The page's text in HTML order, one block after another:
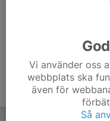
Vi använder oss
webbplats ska
även för
Så